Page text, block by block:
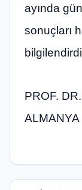
ayında
sonuçları
PROF.
ALMANYA